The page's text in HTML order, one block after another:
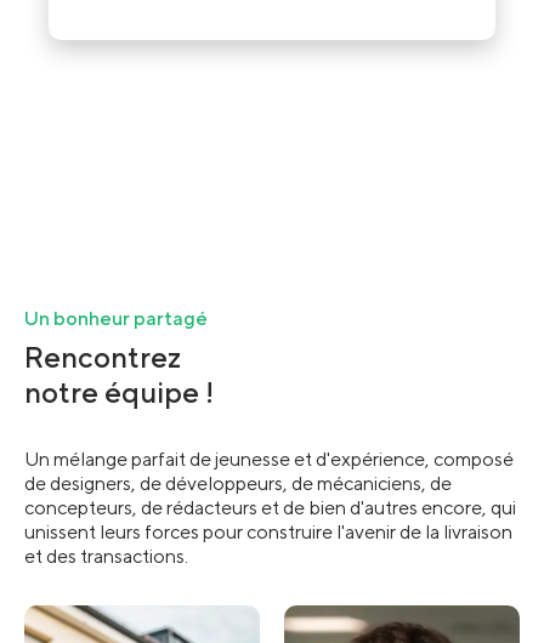
Un bonheur partagé
Rencontrez
notre équipe !
Un mélange parfait de jeunesse et d'expérience, composé
de designers, de développeurs, de mécaniciens, de
concepteurs, de rédacteurs et de bien d'autres encore, qui
unissent leurs forces pour construire l'avenir de la livraison
et des transactions.